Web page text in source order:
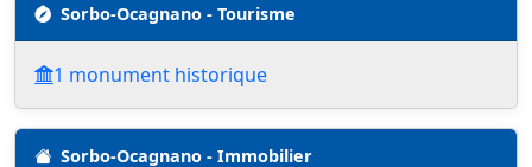
Sorbo-Ocagnano - Tourisme
1 monument historique
Sorbo-Ocagnano - Immobilier